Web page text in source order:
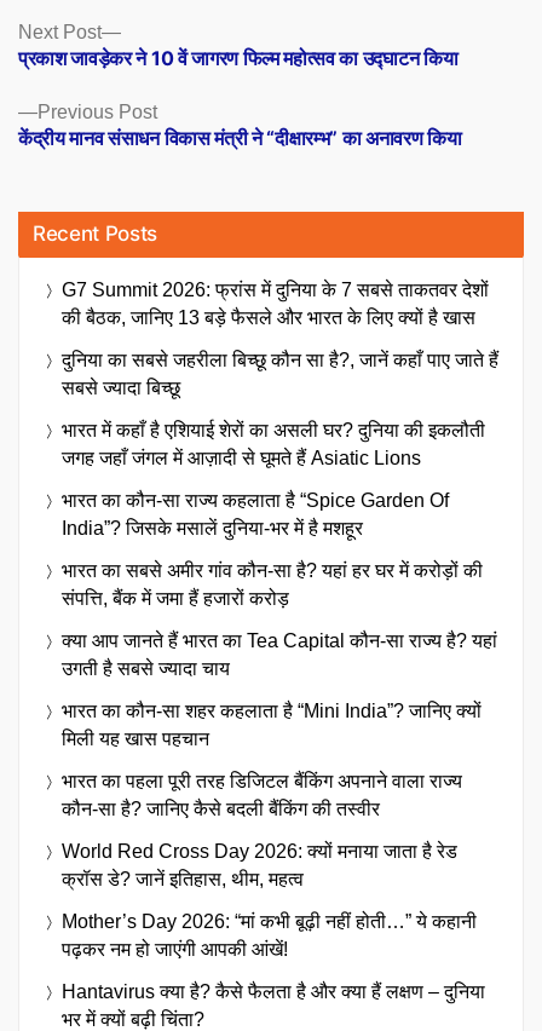
Posts
navigation
Previous PostPrevious
post:
केंद्रीय मानव संसाधन विकास मंत्री ने “दीक्षारम्भ” का अनावरण किया
Next Post
Next
post:
प्रकाश जावड़ेकर ने 10 वें जागरण फिल्म महोत्सव का उद्घाटन किया
Recent Posts
G7 Summit 2026: फ्रांस में दुनिया के 7 सबसे ताकतवर देशों
की बैठक, जानिए 13 बड़े फैसले और भारत के लिए क्यों है खास
दुनिया का सबसे जहरीला बिच्छू कौन सा है?, जानें कहाँ पाए जाते हैं
सबसे ज्यादा बिच्छू
भारत में कहाँ है एशियाई शेरों का असली घर? दुनिया की इकलौती
जगह जहाँ जंगल में आज़ादी से घूमते हैं Asiatic Lions
भारत का कौन-सा राज्य कहलाता है “Spice Garden Of
India”? जिसके मसालें दुनिया-भर में है मशहूर
भारत का सबसे अमीर गांव कौन-सा है? यहां हर घर में करोड़ों की
संपत्ति, बैंक में जमा हैं हजारों करोड़
क्या आप जानते हैं भारत का Tea Capital कौन-सा राज्य है? यहां
उगती है सबसे ज्यादा चाय
भारत का कौन-सा शहर कहलाता है “Mini India”? जानिए क्यों
मिली यह खास पहचान
भारत का पहला पूरी तरह डिजिटल बैंकिंग अपनाने वाला राज्य
कौन-सा है? जानिए कैसे बदली बैंकिंग की तस्वीर
World Red Cross Day 2026: क्यों मनाया जाता है रेड
क्रॉस डे? जानें इतिहास, थीम, महत्व
Mother’s Day 2026: “मां कभी बूढ़ी नहीं होती…” ये कहानी
पढ़कर नम हो जाएंगी आपकी आंखें!
Hantavirus क्या है? कैसे फैलता है और क्या हैं लक्षण – दुनिया
भर में क्यों बढ़ी चिंता?